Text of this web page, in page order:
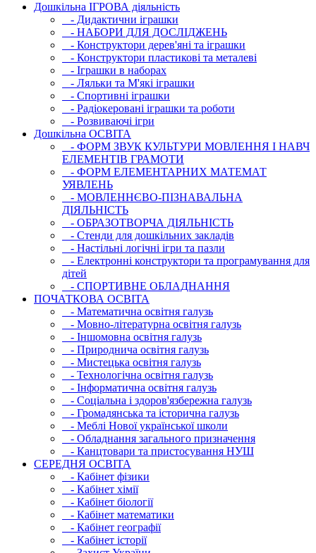
Дошкільна ІГРОВА діяльність
- Дидактични іграшки
- НАБОРИ ДЛЯ ДОСЛІДЖЕНЬ
- Конструктори дерев'яні та іграшки
- Конструктори пластикові та металеві
- Іграшки в наборах
- Ляльки та М'які іграшки
- Спортивні іграшки
- Радіокеровані іграшки та роботи
- Розвиваючі ігри
Дошкільна ОСВIТА
- ФОРМ ЗВУК КУЛЬТУРИ МОВЛЕННЯ І НАВЧ
ЕЛЕМЕНТІВ ГРАМОТИ
- ФОРМ ЕЛЕМЕНТАРНИХ МАТЕМАТ
УЯВЛЕНЬ
- МОВЛЕННЄВО-ПІЗНАВАЛЬНА
ДІЯЛЬНІСТЬ
- ОБРАЗОТВОРЧА ДІЯЛЬНІСТЬ
- Стенди для дошкільних закладів
- Настільні логічні ігри та пазли
- Електронні конструктори та програмування для
дітей
- СПОРТИВНЕ ОБЛАДНАННЯ
ПОЧАТКОВА ОСВIТА
- Математична освітня галузь
- Мовно-літературна освітня галузь
- Iншомовна освітня галузь
- Природнича освітня галузь
- Мистецька освітня галузь
- Технологічна освітня галузь
- Інфopматична освітня галузь
- Соціальна і здоров'язбережна галузь
- Громадянська та історична галузь
- Меблі Нової української школи
- Обладнання загального призначення
- Канцтовари та пристосування НУШ
СЕРЕДНЯ ОСВIТА
- Кабінет фізики
- Кабінет хімії
- Кабінет біології
- Кабінет математики
- Кабінет географії
- Кабінет історії